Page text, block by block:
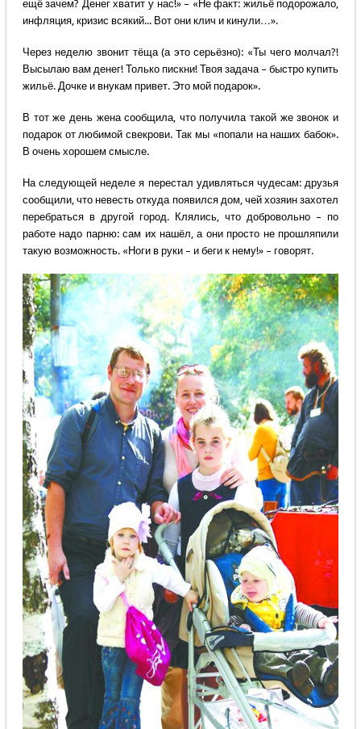
ещё зачем? Денег хватит у нас!» – «Не факт: жильё подорожало,
инфляция, кризис всякий... Вот они клич и кинули…».
Через неделю звонит тёща (а это серьёзно): «Ты чего молчал?!
Высылаю вам денег! Только пискни! Твоя задача – быстро купить
жильё. Дочке и внукам привет. Это мой подарок».
В тот же день жена сообщила, что получила такой же звонок и
подарок от любимой свекрови. Так мы «попали на наших бабок».
В очень хорошем смысле.
На следующей неделе я перестал удивляться чудесам: друзья
сообщили, что невесть откуда появился дом, чей хозяин захотел
перебраться в другой город. Клялись, что добровольно – по
работе надо парню: сам их нашёл, а они просто не прошляпили
такую возможность. «Ноги в руки – и беги к нему!» – говорят.